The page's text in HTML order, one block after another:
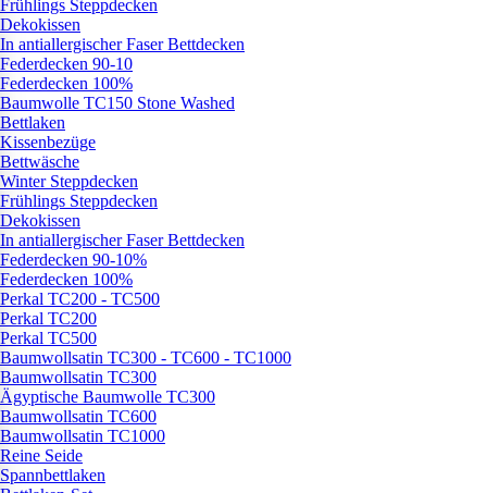
Frühlings Steppdecken
Dekokissen
In antiallergischer Faser Bettdecken
Federdecken 90-10
Federdecken 100%
Baumwolle TC150 Stone Washed
Bettlaken
Kissenbezüge
Bettwäsche
Winter Steppdecken
Frühlings Steppdecken
Dekokissen
In antiallergischer Faser Bettdecken
Federdecken 90-10%
Federdecken 100%
Perkal TC200 - TC500
Perkal TC200
Perkal TC500
Baumwollsatin TC300 - TC600 - TC1000
Baumwollsatin TC300
Ägyptische Baumwolle TC300
Baumwollsatin TC600
Baumwollsatin TC1000
Reine Seide
Spannbettlaken